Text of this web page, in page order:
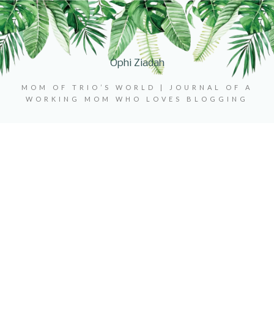
Ophi Ziadah
MOM OF TRIO’S WORLD | JOURNAL OF A
WORKING MOM WHO LOVES BLOGGING